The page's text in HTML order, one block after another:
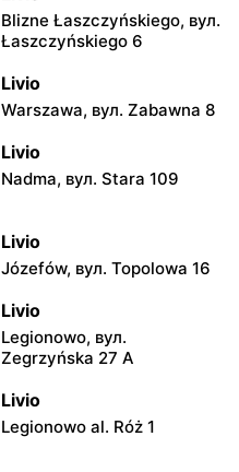
Blizne Łaszczyńskiego, вул.
Łaszczyńskiego 6
Livio
Warszawa, вул. Zabawna 8
Livio
Nadma, вул. Stara 109
Livio
Józefów, вул. Topolowa 16
Livio
Legionowo, вул.
Zegrzyńska 27 A
Livio
Legionowo al. Róż 1